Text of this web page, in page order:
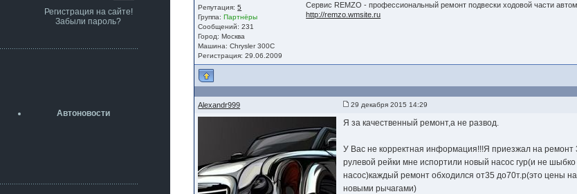
era124
7 июля 2026
разболтовка 5х114.3 спокойно
А здесь уже кладбищенская тишина...
Регистрация на сайте!
Забыли пароль?
Автоновости
Репутация:5
Группа:Партнёры
Сообщений: 231
Город: Москва
Машина: Chrysler 300C
Регистрация: 29.06.2009
Сервис REMZO - профессиональный ремонт подвески ходовой части
http://remzo.wmsite.ru
Alexandr999 29 декабря 2015 14:29
Я за качественный ремонт,а не развод.
У Вас не корректная информация!!!Я приезжал на ремонт
рулевой рейки мне испортили новый насос гур(и не
насос)каждый ремонт обходился от35 до70т.р(это цены
новыми рычагами)